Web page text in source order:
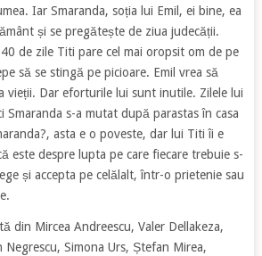
Iar Smaranda, soția lui Emil, ei bine, ea
și se pregătește de ziua judecății.
de zile Titi pare cel mai oropsit om de pe
să se stingă pe picioare. Emil vrea să
vieții. Dar eforturile lui sunt inutile. Zilele lui
Smaranda s-a mutat după parastas în casa
asta e o poveste, dar lui Titi îi e
este despre lupta pe care fiecare trebuie s-
și accepta pe celălalt, într-o prietenie sau
din Mircea Andreescu, Valer Dellakeza,
Negrescu, Simona Urs, Ștefan Mirea,